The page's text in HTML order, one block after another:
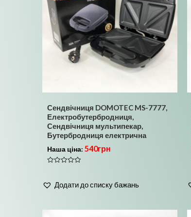
Сендвічниця DOMOTEC MS-7777,
Електробутербродниця,
Сендвічниця мультипекар,
Бутербродниця електрична
Наша ціна: 540грн
з
Додати до списку бажань